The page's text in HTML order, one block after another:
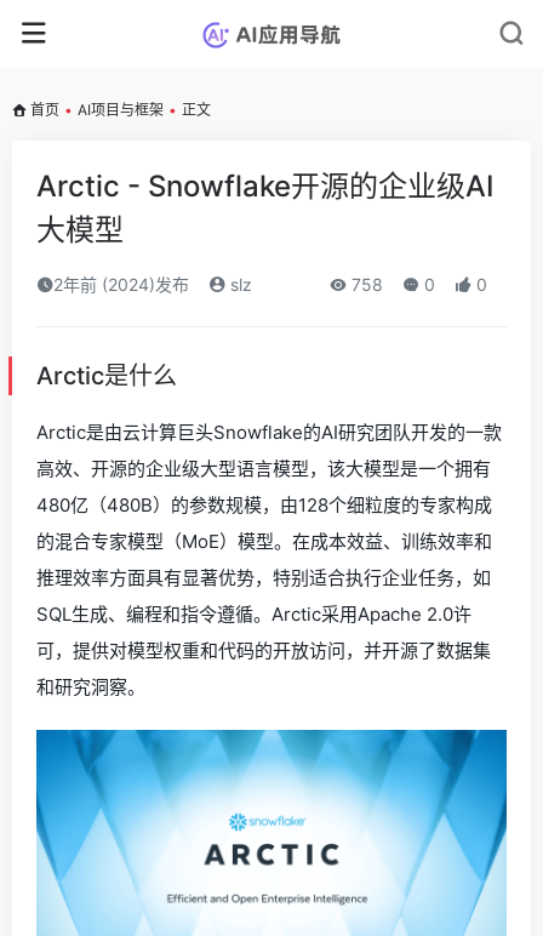
首页 • AI项目与框架 • 正文
Arctic - Snowflake开源的企业级AI
大模型
2年前 (2024)发布 slz 758 0 0
Arctic是什么
Arctic是由云计算巨头Snowflake的AI研究团队开发的一款
高效、开源的企业级大型语言模型，该大模型是一个拥有
480亿（480B）的参数规模，由128个细粒度的专家构成
的混合专家模型（MoE）模型。在成本效益、训练效率和
推理效率方面具有显著优势，特别适合执行企业任务，如
SQL生成、编程和指令遵循。Arctic采用Apache 2.0许
可，提供对模型权重和代码的开放访问，并开源了数据集
和研究洞察。